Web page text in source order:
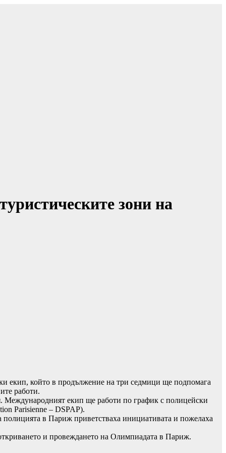
зони на
екип, който в продължение на три седмици ще подпомага
работи.
екип ще работи по график с полицейски
Parisienne – DSPAP).
в Париж приветстваха инициативата и пожелаха
и провеждането на Олимпиадата в Париж.